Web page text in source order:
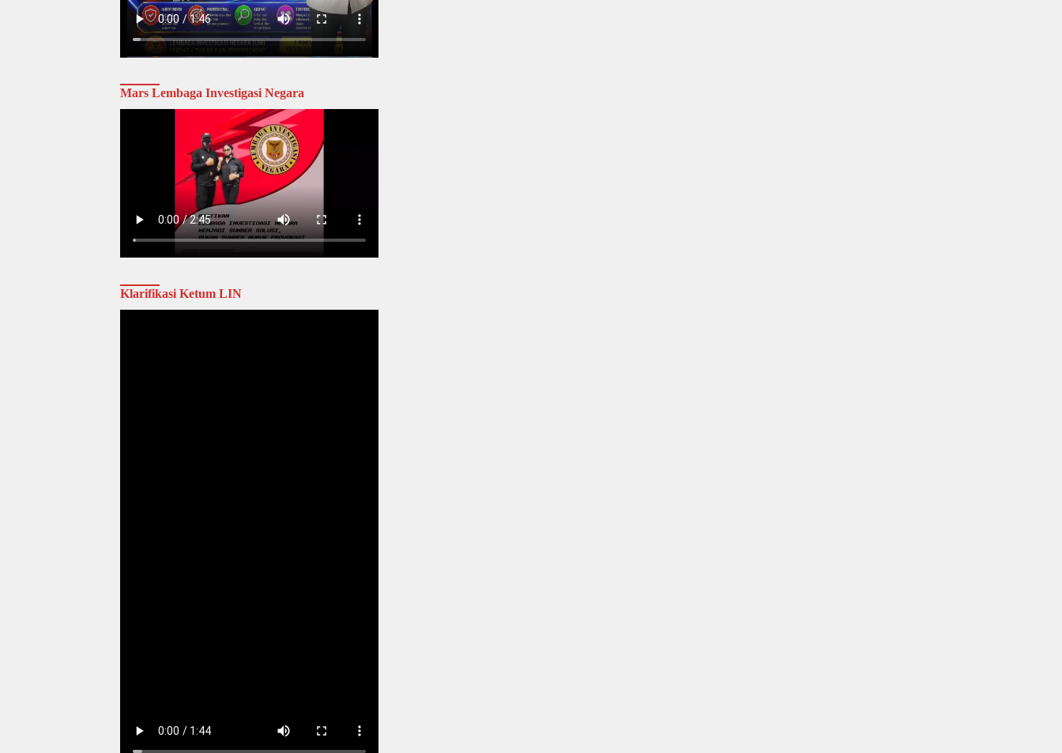
Mars Lembaga Investigasi Negara
Klarifikasi Ketum LIN